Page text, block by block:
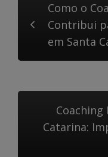
Como o
Contribui
em Santa
Coaching
Catarina: